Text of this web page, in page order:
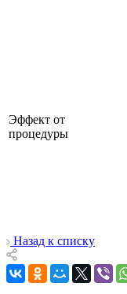
Эффект от
процедуры
Назад к списку